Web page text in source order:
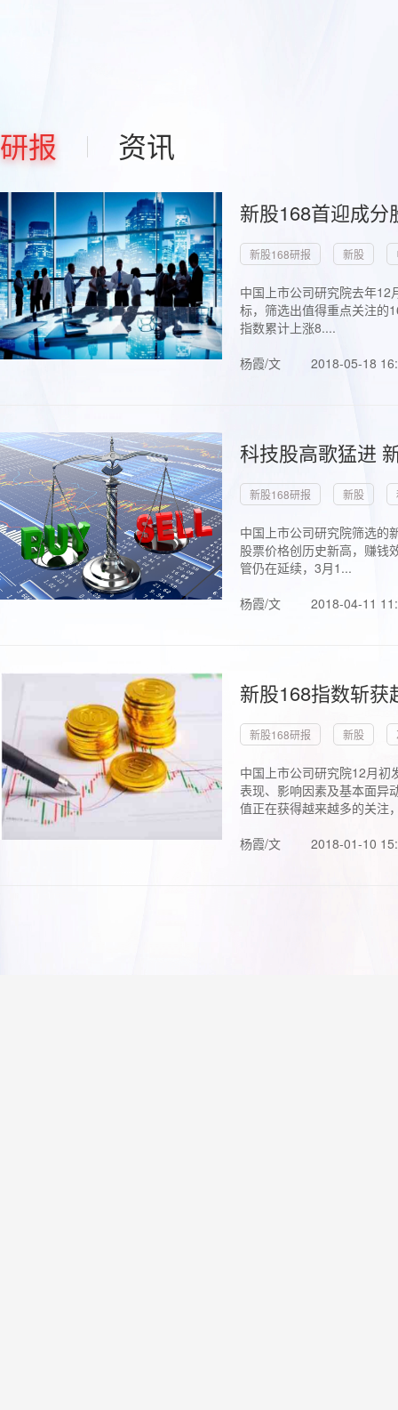
研报 资讯
新股168首迎成
新股168研报 新股
中国上市公司研究院去年
标，筛选出值得重点关注的
指数累计上涨8....
杨霞/文
2018-05-18
科技股高歌猛进
新股168研报 新股
中国上市公司研究院筛选的
股票价格创历史新高，赚钱
管仍在延续，3月1...
杨霞/文
2018-04-11
新股168指数斩
新股168研报 新股
中国上市公司研究院12月初
表现、影响因素及基本面异
值正在获得越来越多的关注
杨霞/文
2018-01-10